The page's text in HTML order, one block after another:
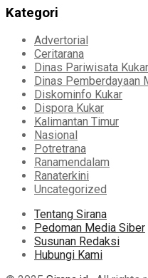
Kategori
Advertorial
Ceritarana
Dinas Pariwisata Kukar
Dinas Pemberdayaan
Diskominfo Kukar
Dispora Kukar
Kalimantan Timur
Nasional
Potretrana
Ranamendalam
Ranaterkini
Uncategorized
Tentang Sirana
Pedoman Media Siber
Susunan Redaksi
Hubungi Kami